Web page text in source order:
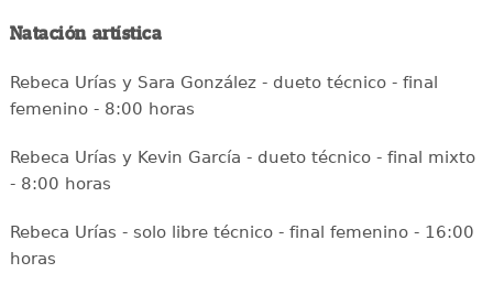
Natación artística
Rebeca Urías y Sara González - dueto técnico - final
femenino - 8:00 horas
Rebeca Urías y Kevin García - dueto técnico - final mixto
- 8:00 horas
Rebeca Urías - solo libre técnico - final femenino - 16:00
horas